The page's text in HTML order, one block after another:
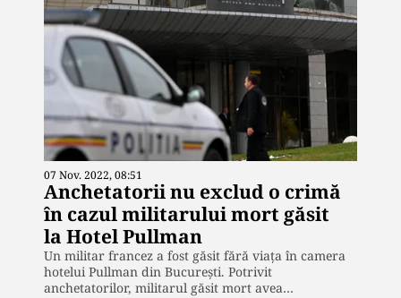
07 Nov. 2022, 08:51
Anchetatorii nu exclud o crimă
în cazul militarului mort găsit
la Hotel Pullman
Un militar francez a fost găsit fără viața în camera
hotelui Pullman din București. Potrivit
anchetatorilor, militarul găsit mort avea…